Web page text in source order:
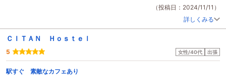
（投稿日：2024/11/11）
詳しくみる
ＣＩＴＡＮ Ｈｏｓｔｅｌ
5 女性/40代 出張
駅すぐ 素敵なカフェあり